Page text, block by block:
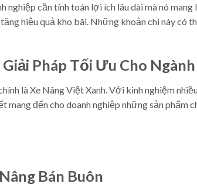
nghiệp cần tính toán lợi ích lâu dài mà nó
hiệu quả kho bãi. Những khoản chi này có
Pháp Tối Ưu Cho
là Xe Nâng Việt Xanh. Với kinh nghiệm
mang đến cho doanh nghiệp những sản phẩm
Bán Buôn